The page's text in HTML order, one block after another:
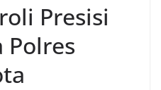
Presisi
Polres